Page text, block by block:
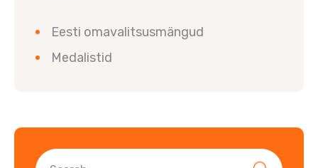
Eesti omavalitsusmängud
Medalistid